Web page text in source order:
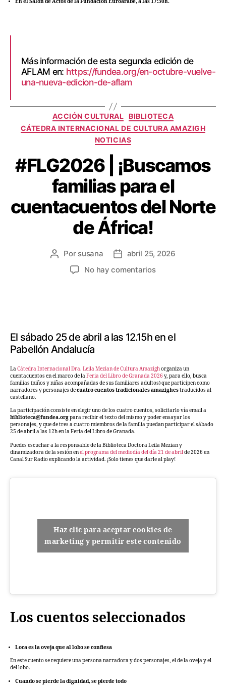
En el Salón de Actos de la Fundación Euroárabe, a las 17:30h.
Más información de esta segunda edición de
AFLAM en: https://fundea.org/en-octubre-vuelve-
una-nueva-edicion-de-aflam
ACCIÓN CULTURAL
BIBLIOTECA
CÁTEDRA INTERNACIONAL DE CULTURA AMAZIGH
NOTICIAS
#FLG2026 | ¡Buscamos
familias para el
cuentacuentos del Norte
de África!
Por susana
abril 25, 2026
No hay comentarios
El sábado 25 de abril a las 12.15h en el
Pabellón Andalucía
LaCátedra Internacional Dra. Leila Mezian de Cultura Amazighorganiza un
cuentacuentos en el marco de laFeria del Libro de Granada 2026 y, para ello, busca
familias (niños y niñas acompañadas de sus familiares adultos) que participen como
narradores y personajes decuatro cuentos tradicionales amazighestraducidos al
castellano.
La participación consiste en elegir uno de los cuatro cuentos, solicitarlo vía email a
biblioteca@fundea.orgpara recibir el texto del mismo y poder ensayar los
personajes, y que de tres a cuatro miembros de la familia puedan participar el sábado
25 de abril a las 12h en la Feria del Libro de Granada.
Puedes escuchar a la responsable de la Biblioteca Doctora Leila Mezian y
dinamizadora de la sesión enel programa del mediodía del día 21 de abrilde 2026 en
Canal Sur Radio explicando la actividad. ¡Solo tienes que darle al play!
Haz clic para aceptar cookies de
marketing y permitir este contenido
Los cuentos seleccionados
Loca es la oveja que al lobo se confiesa
En este cuento se requiere una persona narradora y dos personajes, el de la oveja y el
del lobo.
Cuando se pierde la dignidad, se pierde todo